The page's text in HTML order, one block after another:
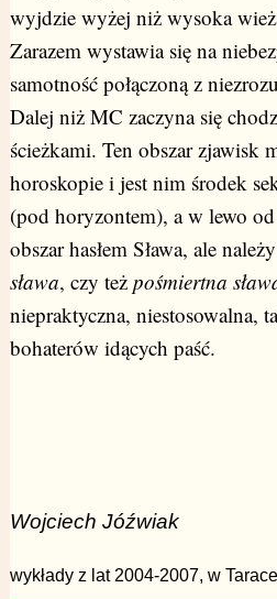
wyjdzie wyżej niż wysoka
Zarazem wystawia się na
samotność połączoną z
Dalej niż MC zaczyna się
ścieżkami. Ten obszar zjawisk
horoskopie i jest nim środek
(pod horyzontem), a w lewo
obszar hasłem Sława, ale
sława, czy też pośmiertna
niepraktyczna, niestosowalna,
bohaterów idących paść.
Wojciech Jóźwiak
wykłady z lat 2004-2007, w